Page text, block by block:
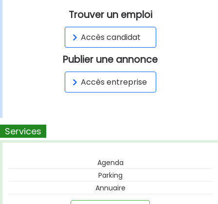
Trouver un emploi
Accès candidat
Publier une annonce
Accès entreprise
Services
Agenda
Parking
Annuaire